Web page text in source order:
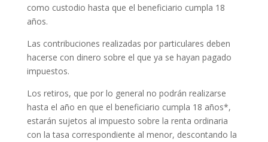
como custodio hasta que el beneficiario cumpla 18
años.
Las contribuciones realizadas por particulares deben
hacerse con dinero sobre el que ya se hayan pagado
impuestos.
Los retiros, que por lo general no podrán realizarse
hasta el año en que el beneficiario cumpla 18 años*,
estarán sujetos al impuesto sobre la renta ordinaria
con la tasa correspondiente al menor, descontando la